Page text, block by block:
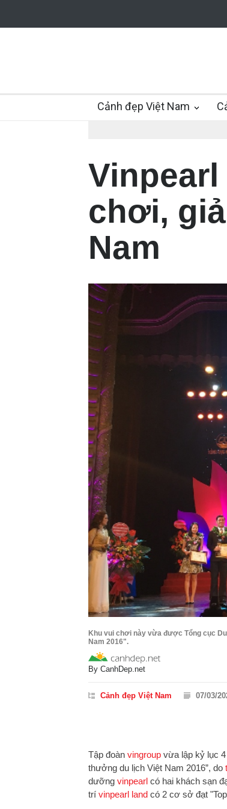
Cảnh đẹp Việt Nam
chơi,
Nam
Khu vui chơi này vừa được Tổng cục
Nam 2016".
By CanhDep.net
Cảnh đẹp Việt Nam 07/03/
Tập đoàn vingroup vừa lập kỷ lục 4
thưởng du lịch Việt Nam 2016”, do
dưỡng vinpearl có hai khách sạn
trí vinpearl land có 2 cơ sở đạt